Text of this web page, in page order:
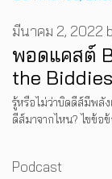
พอดแคสต์
the Biddies
มีนาคม 2, 2022
รู้หรือไม่ว่าบิดดีส์มีพลัง
ดีส์มาจากไหน? ไขข้อข้
Categories
Podcast